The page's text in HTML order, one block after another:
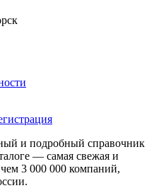
и подробный справочник
— самая свежая и
3 000 000 компаний,